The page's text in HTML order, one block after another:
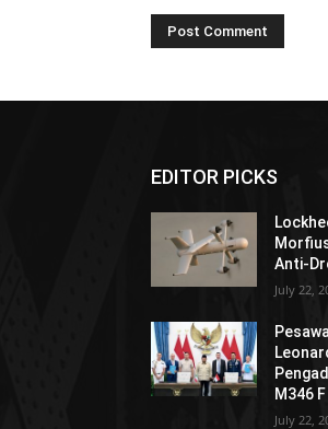
EDITOR PICKS
Anti-
July 22,
M346
July 22,